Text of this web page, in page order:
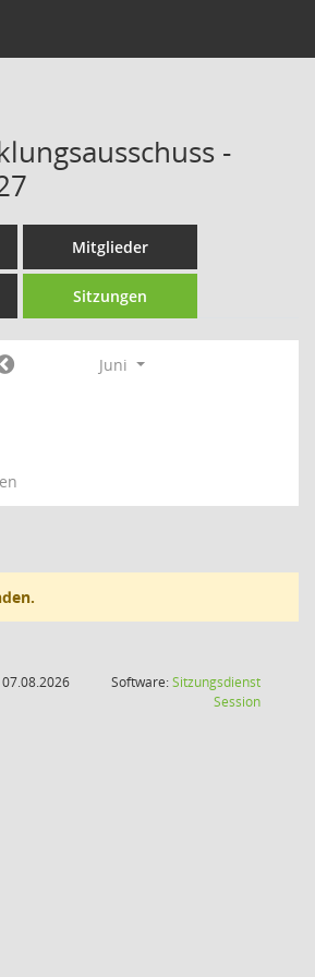
-
Mitglieder
Sitzungen
Juni
Software:Sitzungsdienst
Session(Wird in